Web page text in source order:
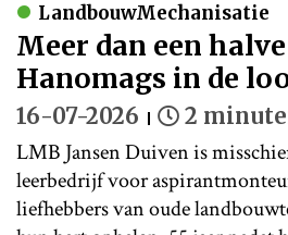
LandbouwMechanisatie
Meer dan een
Hanomags in de
16-07-2026 2
LMB Jansen Duiven is
leerbedrijf voor
liefhebbers van oude